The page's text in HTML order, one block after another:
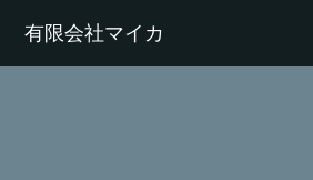
有限会社マイカ